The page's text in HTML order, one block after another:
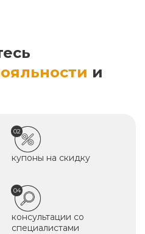
и
02
купоны на скидку
04
консультации со
специалистами